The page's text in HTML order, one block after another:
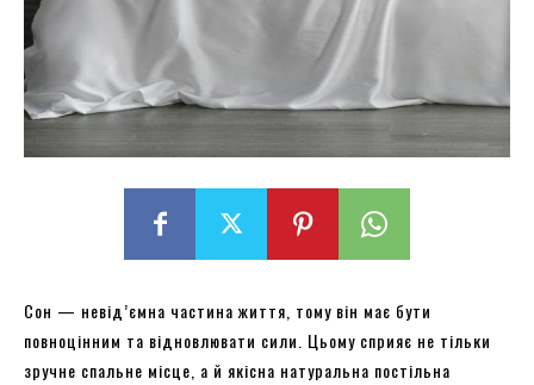
Сон — невід’ємна частина життя, тому він має бути
повноцінним та відновлювати сили. Цьому сприяє не тільки
зручне спальне місце, а й якісна натуральна постільна